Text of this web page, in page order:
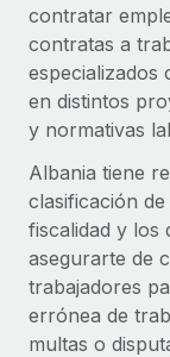
Pregunta a
Obtén ayuda
y
Adelántate a
normativo.
Gestión de
Proporciona
CASOS
Consulta
BLOG
Nómina global
EOR y PEO
Contractor
Impuestos
Explora el blog
contratar
contratas a
especializados
en distintos
y normativas
Albania tiene
clasificación
fiscalidad y los
asegurarte de
trabajadores
errónea de
multas o